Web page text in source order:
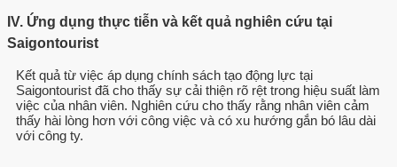
IV. Ứng dụng thực tiễn và kết quả nghiên cứu tại
Saigontourist
Kết quả từ việc áp dụng chính sách tạo động lực tại
Saigontourist đã cho thấy sự cải thiện rõ rệt trong hiệu suất làm
việc của nhân viên. Nghiên cứu cho thấy rằng nhân viên cảm
thấy hài lòng hơn với công việc và có xu hướng gắn bó lâu dài
với công ty.